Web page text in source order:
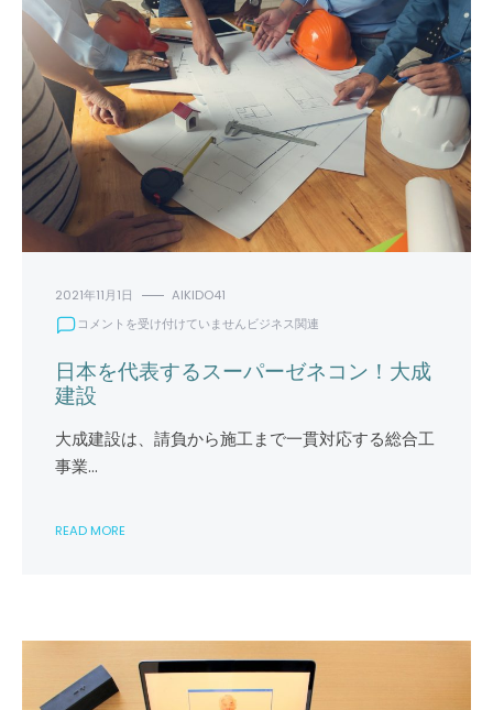
は
2021年11月1日
AIKIDO41
日
を
代
表
す
る
ス
ー
大
建
設
コメントを受け付けていませんビジネス関連
日本を代表するスーパーゼネコン！大成
建設
大成建設は、請負から施工まで一貫対応する総合工
事業…
READ MORE